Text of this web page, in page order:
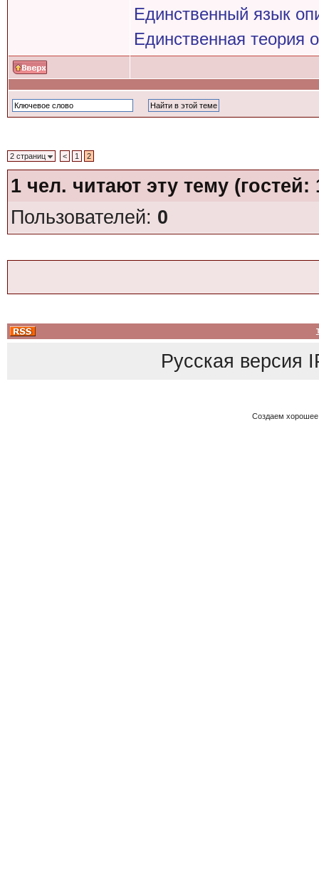
Единственный язык
Единственная теория
2 страниц < 1 2
1чел. читают эту тему
Пользователей: 0
Русская версия
Создаем